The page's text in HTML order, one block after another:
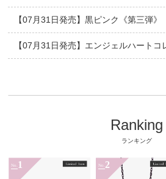
【07月31日発売】黒ピンク《第三弾》
【07月31日発売】エンジェルハートコ
Ranking
ランキング
No. 1 No. 2